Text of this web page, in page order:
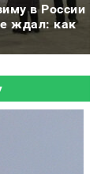
в России
ждал: как